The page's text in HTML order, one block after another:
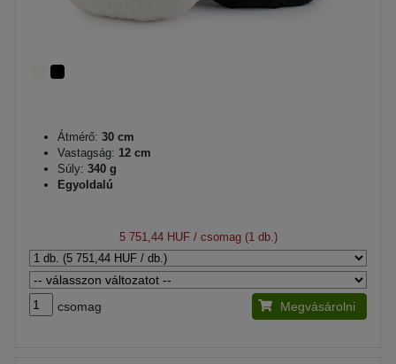
Átmérő: 30 cm
Vastagság: 12 cm
Súly: 340 g
Egyoldalú
5 751,44 HUF/ csomag (1 db.)
csomag Megvásárolni